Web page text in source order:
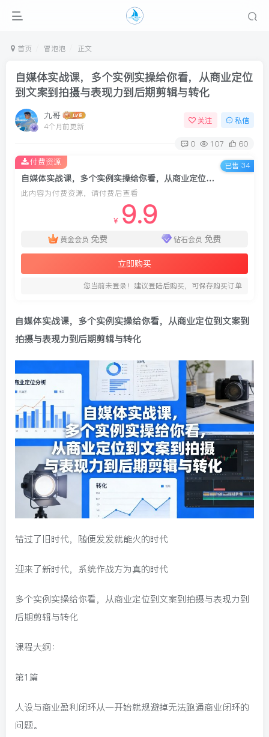
首页 冒泡泡 正文
自媒体实战课，多个实例实操给你看，从商业定位
到文案到拍摄与表现力到后期剪辑与转化
九哥
4个月前更新
关注 私信
0 107 60
自媒体实战课，多个实例实操给你看，从商业定位到文案到拍摄与表现力到后期剪辑与转化
此内容为付费资源，请付费后查看
￥ 9.9
黄金会员 免费 钻石会员 免费
立即购买
您当前未登录！建议登陆后购买，可保存购买订单
付费资源 已售 34
自媒体实战课，多个实例实操给你看，从商业定位到文案到
拍摄与表现力到后期剪辑与转化
错过了旧时代，随便发发就能火的时代
迎来了新时代，系统作战方为真的时代
多个实例实操给你看，从商业定位到文案到拍摄与表现力到
后期剪辑与转化
课程大纲：
第1篇
人设与商业盈利闭环从一开始就规避掉无法跑通商业闭环的
问题。